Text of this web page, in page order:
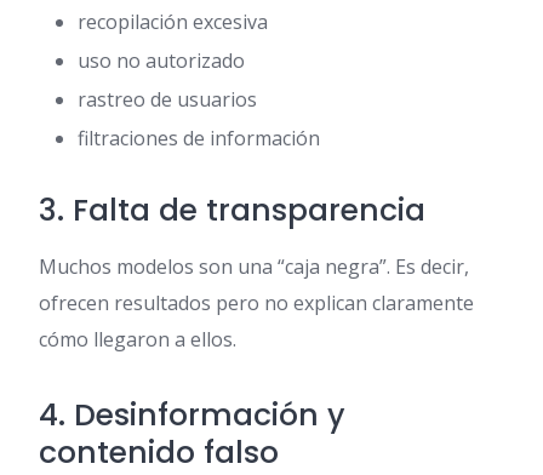
recopilación excesiva
uso no autorizado
rastreo de usuarios
filtraciones de información
3. Falta de transparencia
Muchos modelos son una “caja negra”. Es decir,
ofrecen resultados pero no explican claramente
cómo llegaron a ellos.
4. Desinformación y
contenido falso